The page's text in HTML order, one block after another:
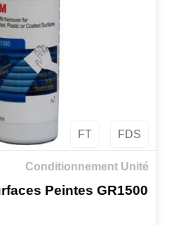
FT FDS
Conditionnement Unité
Peintes GR1500